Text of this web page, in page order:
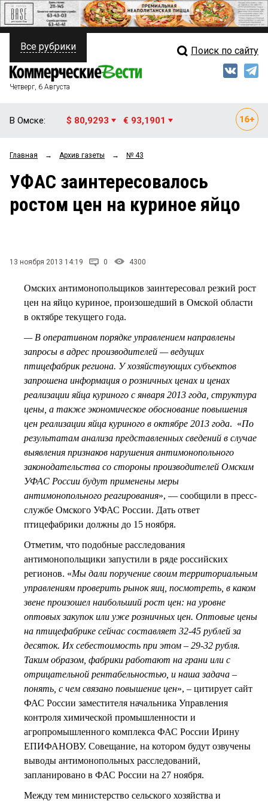
ПОЛИТИКА
ФИНАНСЫ
ОБЩЕСТВО
ЗАКОН
НОВОСТИ КОМПАНИЙ
СТИЛЬ ЖИЗНИ
Свежий выпуск
Рейтинги
Блоги
Все рубрики Поиск по сайту
Четверг, 6 Августа
В Омске: $ 80,9293 € 93,1901
Главная → Архив газеты → № 43
УФАС заинтересовалось
ростом цен на куриное яйцо
13 ноября 2013 14:19 0 4300
Омских антимонопольщиков заинтересовал резкий рост
цен на яйцо куриное, произошедший в Омской области
в октябре текущего года.
— В оперативном порядке управлением направлены
запросы в адрес производителей — ведущих
птицефабрик региона. У хозяйствующих субъектов
запрошена информация о розничных ценах и ценах
реализации яйца куриного с января 2013 года, структура
цены, а также экономическое обоснование повышения
цен реализации яйца куриного в октябре 2013 года. «По
результатам анализа представленных сведений в случае
выявления признаков нарушения антимонопольного
законодательства со стороны производителей Омским
УФАС России будут применены меры
антимонопольного реагирования», — сообщили в пресс-
службе Омского УФАС России. Дать ответ
птицефабрики должны до 15 ноября.
Отметим, что подобные расследования
антимонопольщики запустили в ряде российских
регионов. «Мы дали поручение своим территориальным
управлениям проверить рынок яиц, посмотреть, в каком
звене произошел наибольший рост цен: на уровне
оптовых закупок или уже розничных цен. Оптовые цены
на птицефабрике сейчас составляет 32-45 рублей за
десяток. Их себестоимость при этом – 29-32 рубля.
Таким образом, фабрики работают на грани или с
отрицательной рентабельностью, и наша задача –
понять, с чем связано повышение цен», – цитирует сайт
ФАС России заместителя начальника Управления
контроля химической промышленности и
агропромышленного комплекса ФАС России Ирину
ЕПИФАНОВУ. Совещание, на котором будут озвучены
выводы антимонопольных расследований,
запланировано в ФАС России на 27 ноября.
Между тем министерство сельского хозяйства и